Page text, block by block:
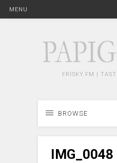
MENU
FRISKY.FM |
BROWSE
IMG_0048